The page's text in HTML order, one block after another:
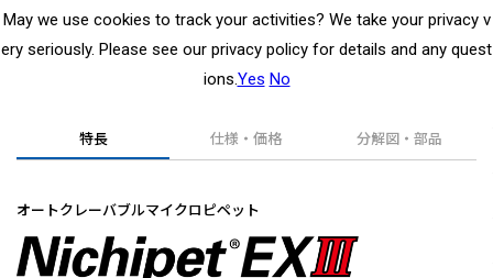
特長 仕様・価格 分解図・部品
オートクレーバブルマイクロピペット
May we use cookies to track your activities? We take your privacy v
ery seriously. Please see our privacy policy for details and any quest
ions.Yes No